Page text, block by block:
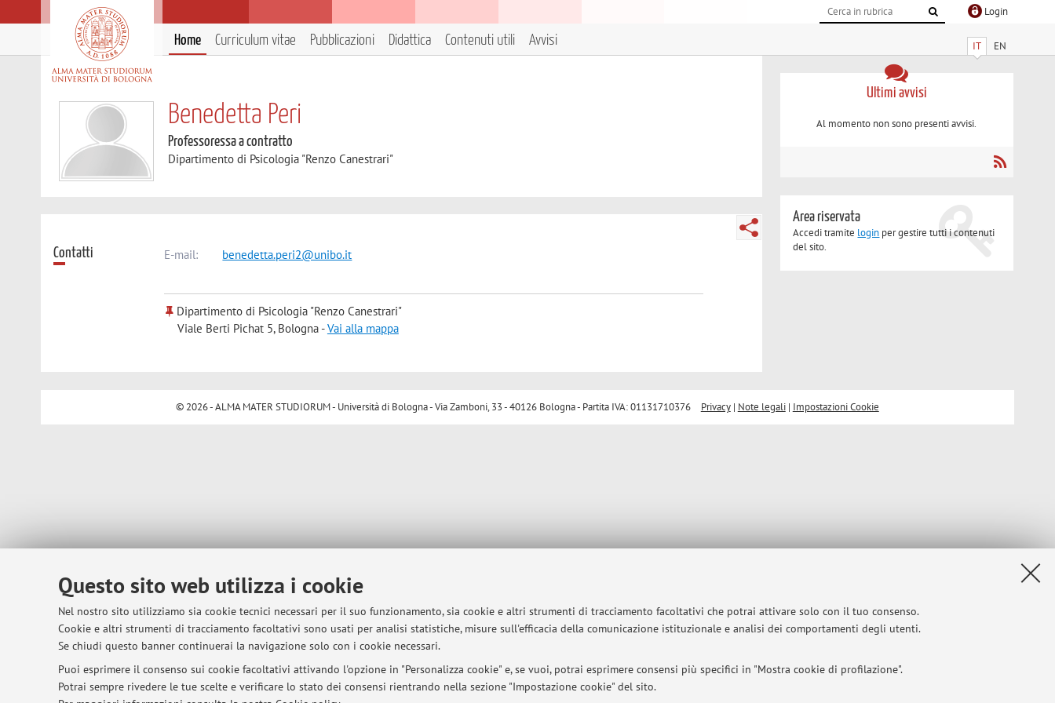
Questo sito web utilizza i cookie
Nel nostro sito utilizziamo sia cookie tecnici necessari per il suo funzionamento, sia cookie e altri strumenti di tracciamento facoltativi che potrai attivare solo con il tuo consenso.
Cookie e altri strumenti di tracciamento facoltativi sono usati per analisi statistiche, misure sull'efficacia della comunicazione istituzionale e analisi dei comportamenti degli utenti.
Se chiudi questo banner continuerai la navigazione solo con i cookie necessari.
Puoi esprimere il consenso sui cookie facoltativi attivando l'opzione in "Personalizza cookie" e, se vuoi, potrai esprimere consensi più specifici in "Mostra cookie di profilazione".
Potrai sempre rivedere le tue scelte e verificare lo stato dei consensi rientrando nella sezione "Impostazione cookie" del sito.
Login
IT EN
Home Curriculum vitae Pubblicazioni Didattica Contenuti utili Avvisi
Benedetta Peri
Professoressa a contratto
Dipartimento di Psicologia "Renzo Canestrari"
Contatti E-mail: benedetta.peri2@unibo.it
Dipartimento di Psicologia "Renzo Canestrari"
Viale Berti Pichat 5, Bologna -Vai alla mappa
Ultimi avvisi
Al momento non sono presenti avvisi.
Area riservata
Accedi tramite login per gestire tutti i contenuti
del sito.
© 2026 - ALMA MATER STUDIORUM - Università di Bologna - Via Zamboni, 33 - 40126 Bologna - Partita IVA: 01131710376 Privacy| Note legali| Impostazioni Cookie